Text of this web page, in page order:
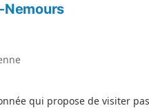
Nemours
qui propose de visiter